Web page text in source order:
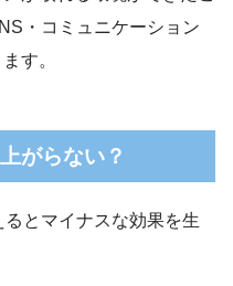
・コミュニケーション
す。
がらない？
とマイナスな効果を生